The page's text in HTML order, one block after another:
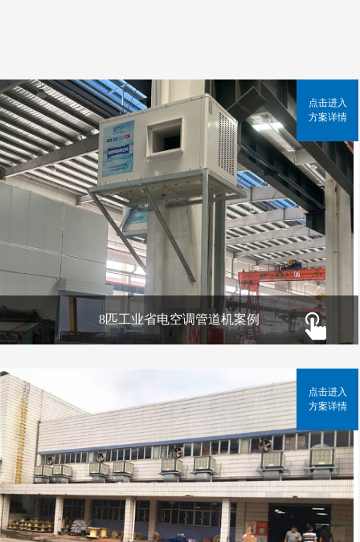
8匹工业省电空调管道机案例
点击进入
方案详情
点击进入
方案详情